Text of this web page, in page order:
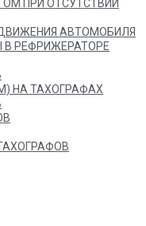
ПРИ ОТСУТСТВИИ
АВТОМОБИЛЯ
В РЕФРИЖЕРАТОРЕ
НА ТАХОГРАФАХ